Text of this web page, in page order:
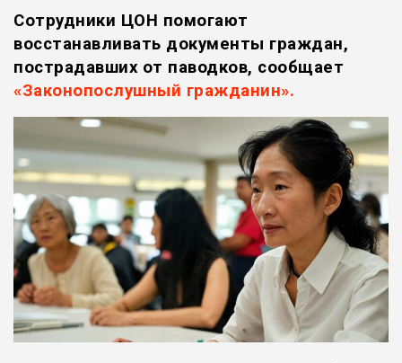
Сотрудники ЦОН помогают
восстанавливать документы граждан,
пострадавших от паводков, сообщает
«Законопослушный гражданин».